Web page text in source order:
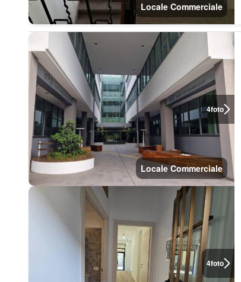
Locale Commerciale
4foto
Locale Commerciale
4foto